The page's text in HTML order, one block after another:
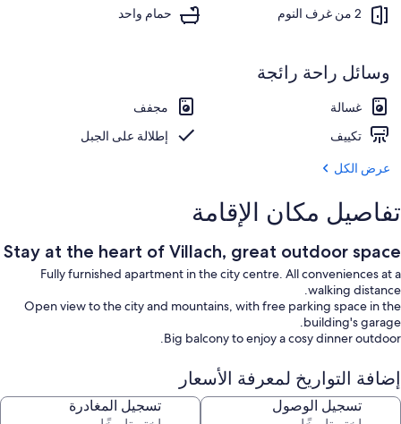
2 من غرف النوم حمام واحد
وسائل راحة رائجة
غسالة
مجفف
تكييف
إطلالة على الجبل
عرض الكل
تفاصيل مكان الإقامة
Stay at the heart of Villach, great outdoor space
Fully furnished apartment in the city centre. All conveniences at a
walking distance.
Open view to the city and mountains, with free parking space in the
building's garage.
Big balcony to enjoy a cosy dinner outdoor.
إضافة التواريخ لمعرفة الأسعار
تسجيل الوصول تسجيل المغادرة